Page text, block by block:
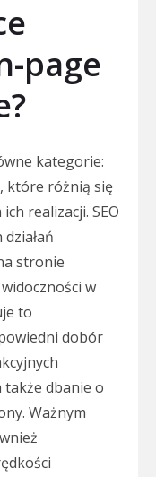
page
kategorie:
które różnią się
realizacji. SEO
stronie
w
to
dobór
także dbanie o
Ważnym